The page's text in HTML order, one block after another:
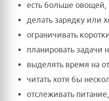
есть больше
делать зарядку или
ограничивать
планировать задачи
выделять время на
читать хотя бы
отслеживать